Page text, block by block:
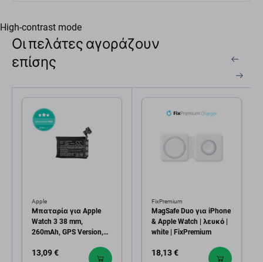
High-contrast mode
Οι πελάτες αγοράζουν
επίσης
Apple
Μπαταρία για Apple
Watch 3 38 mm,
260mAh, GPS Version,
13,09 €
FixPremium
MagSafe Duo για iPhone
& Apple Watch | λευκό |
white | FixPremium
18,13 €